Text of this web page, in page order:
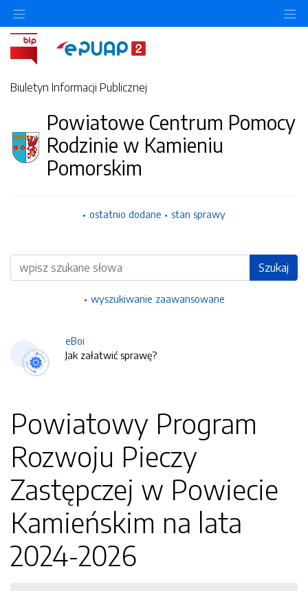
Biuletyn Informacji Publicznej
Powiatowe Centrum Pomocy
Rodzinie w Kamieniu
Pomorskim
ostatnio dodane stan sprawy
Wyszukiwarka Szukaj
wyszukiwanie zaawansowane
eBoi
Jak załatwić sprawę?
Powiatowy Program
Rozwoju Pieczy
Zastępczej w Powiecie
Kamieńskim na lata
2024-2026